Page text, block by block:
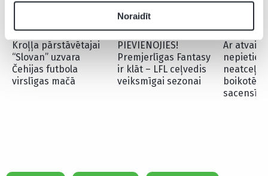
Noraidīt
Kroļļa pārstāvētajai
“Slovan” uzvara
Čehijas futbola
virslīgas mačā
PIEVIENOJIES!
Premjerlīgas Fantasy
ir klāt – LFL ceļvedis
veiksmīgai sezonai
Ar
nepietiek
neatceļ
boikotēt